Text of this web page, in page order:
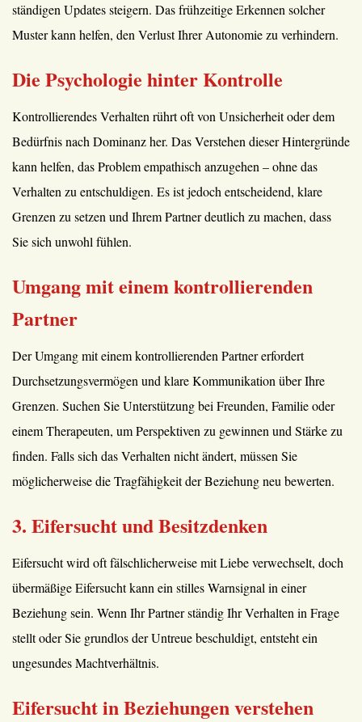
ständigen Updates steigern. Das frühzeitige Erkennen solcher
Muster kann helfen, den Verlust Ihrer Autonomie zu verhindern.
Die Psychologie hinter Kontrolle
Kontrollierendes Verhalten rührt oft von Unsicherheit oder dem
Bedürfnis nach Dominanz her. Das Verstehen dieser Hintergründe
kann helfen, das Problem empathisch anzugehen – ohne das
Verhalten zu entschuldigen. Es ist jedoch entscheidend, klare
Grenzen zu setzen und Ihrem Partner deutlich zu machen, dass
Sie sich unwohl fühlen.
Umgang mit einem kontrollierenden
Partner
Der Umgang mit einem kontrollierenden Partner erfordert
Durchsetzungsvermögen und klare Kommunikation über Ihre
Grenzen. Suchen Sie Unterstützung bei Freunden, Familie oder
einem Therapeuten, um Perspektiven zu gewinnen und Stärke zu
finden. Falls sich das Verhalten nicht ändert, müssen Sie
möglicherweise die Tragfähigkeit der Beziehung neu bewerten.
3. Eifersucht und Besitzdenken
Eifersucht wird oft fälschlicherweise mit Liebe verwechselt, doch
übermäßige Eifersucht kann ein stilles Warnsignal in einer
Beziehung sein. Wenn Ihr Partner ständig Ihr Verhalten in Frage
stellt oder Sie grundlos der Untreue beschuldigt, entsteht ein
ungesundes Machtverhältnis.
Eifersucht in Beziehungen verstehen